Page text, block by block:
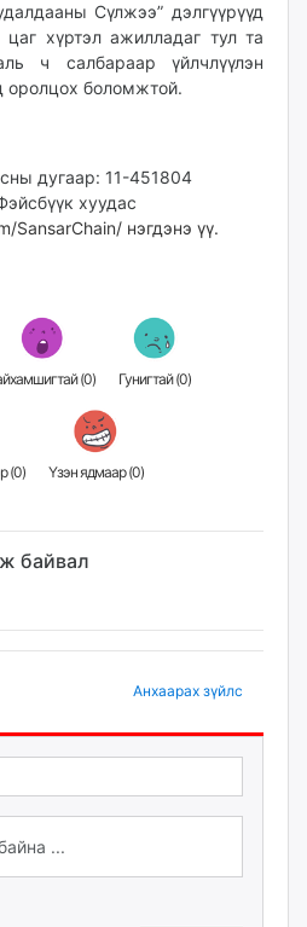
Сүлжээ” дэлгүүрүүд
хүртэл ажилладаг тул та
ч салбараар үйлчлүүлэн
оролцох боломжтой.
дугаар: 11-451804
хуудас
SansarChain/ нэгдэнэ үү.
Гайхамшигтай (0) Гунигтай (0)
Жихүүцмээр (0) Үзэн ядмаар (0)
байвал
Анхаарах зүйлс